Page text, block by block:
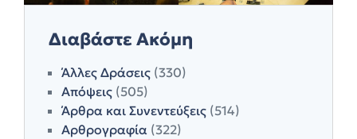
Διαβάστε Ακόμη
Άλλες Δράσεις (330)
Απόψεις (505)
Άρθρα και Συνεντεύξεις (514)
Αρθρογραφία (322)